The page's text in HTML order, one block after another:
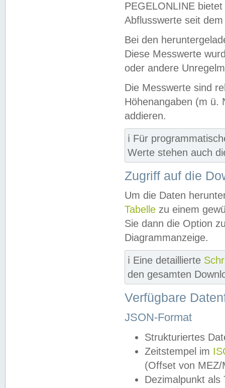
PEGELONLINE
Abflusswerte seit
Bei den
Diese Messwerte
oder andere
Die Messwerte sind
Höhenangaben (m ü.
addieren.
ℹ️ Für
Werte stehen auch
Zugriff auf die
Um die Daten
Tabelle zu einem
Sie dann die Option
Diagrammanzeige.
ℹ️ Eine detaillierte
den gesamten
Verfügbare
JSON-Format
Strukturiertes
Zeitstempel im
(Offset von MEZ/
Dezimalpunkt als